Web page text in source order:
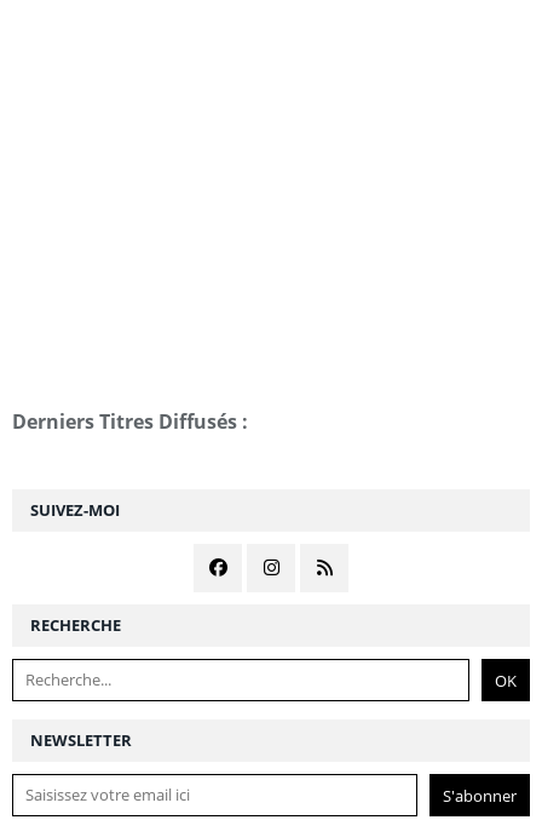
NEWSLETTER
SUIVEZ-MOI
RECHERCHE
Derniers Titres Diffusés :